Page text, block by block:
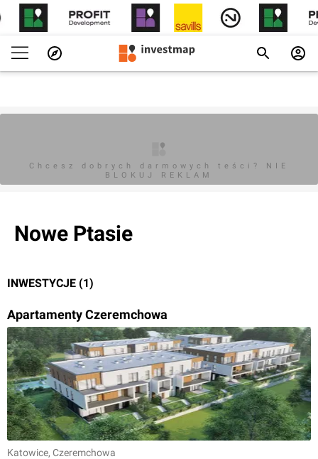
Chcesz dobrych darmowych teści? NIE
BLOKUJ REKLAM
Nowe Ptasie
INWESTYCJE (1)
Apartamenty Czeremchowa
Katowice, Czeremchowa